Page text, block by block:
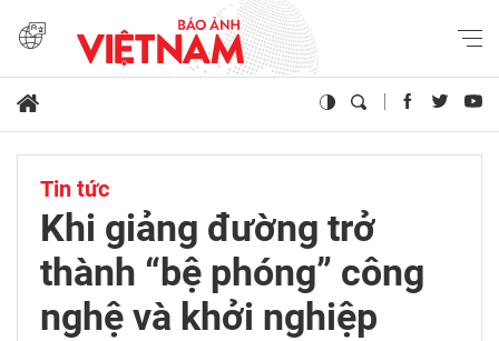
Tin tức
Khi giảng đường trở
thành “bệ phóng” công
nghệ và khởi nghiệp